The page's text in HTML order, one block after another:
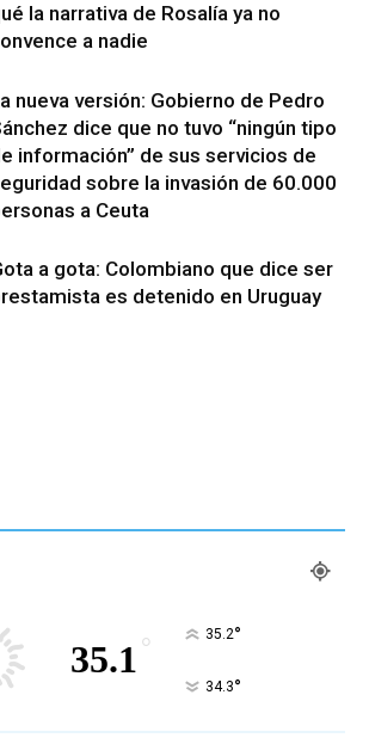
la narrativa de Rosalía ya no
a nadie
nueva versión: Gobierno de Pedro
dice que no tuvo “ningún tipo
información” de sus servicios de
sobre la invasión de 60.000
a Ceuta
a gota: Colombiano que dice ser
es detenido en Uruguay
35.1 ° 35.2°
34.3°